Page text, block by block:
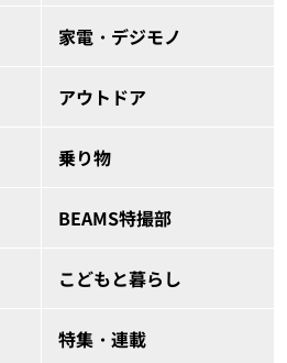
家電・デジモノ
アウトドア
乗り物
BEAMS特撮部
こどもと暮らし
特集・連載